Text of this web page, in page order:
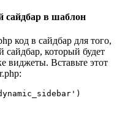
сайдбар в шаблон
код в сайдбар для того,
сайдбар, который будет
виджеты. Вставьте этот